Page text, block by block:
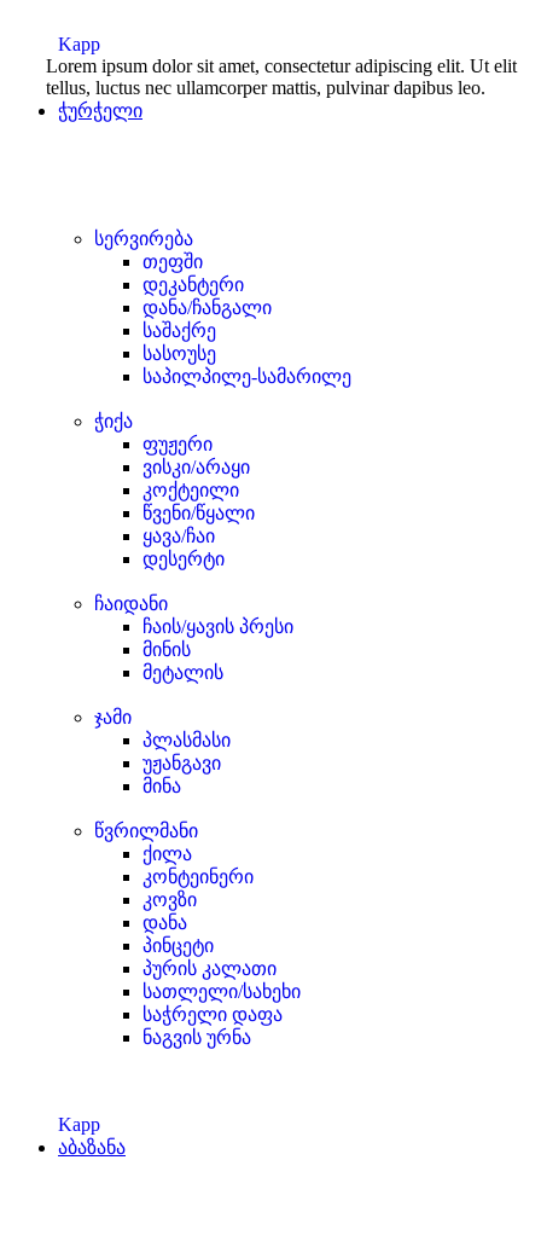
Kapp
Lorem ipsum dolor sit amet, consectetur adipiscing elit. Ut elit
tellus, luctus nec ullamcorper mattis, pulvinar dapibus leo.
ჭურჭელი
სერვირება
თეფში
დეკანტერი
დანა/ჩანგალი
საშაქრე
სასოუსე
საპილპილე-სამარილე
ჭიქა
ფუჟერი
ვისკი/არაყი
კოქტეილი
წვენი/წყალი
ყავა/ჩაი
დესერტი
ჩაიდანი
ჩაის/ყავის პრესი
მინის
მეტალის
ჯამი
პლასმასი
უჟანგავი
მინა
წვრილმანი
ქილა
კონტეინერი
კოვზი
დანა
პინცეტი
პურის კალათი
სათლელი/სახეხი
საჭრელი დაფა
ნაგვის ურნა
Kapp
აბაზანა